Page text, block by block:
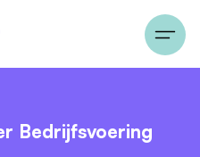
Bedrijfsvoering